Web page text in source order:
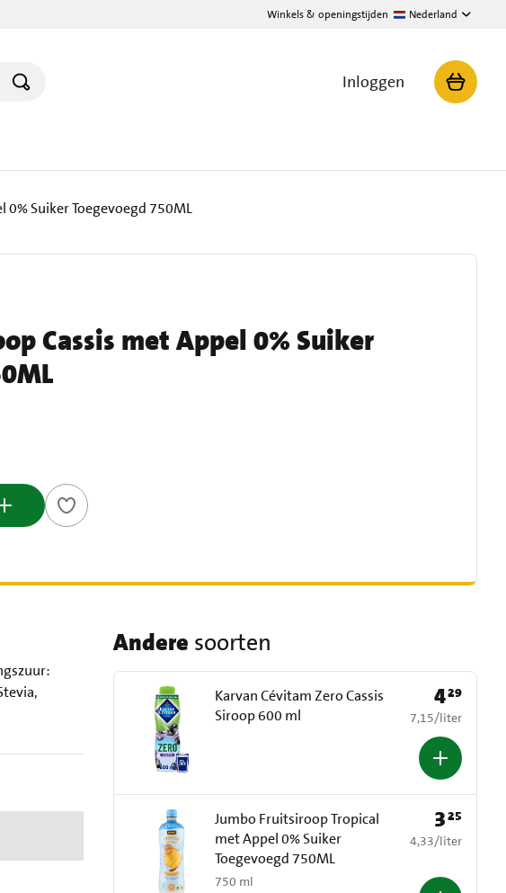
Winkels & openingstijden Nederland
Inloggen
Suiker Toegevoegd 750ML
Cassis met Appel 0% Suiker
Andere soorten
Karvan Cévitam Zero Cassis
Siroop 600 ml
Prijs: € 4,29
429
€ 7,15 per liter
7,15/liter
Jumbo Fruitsiroop Tropical
met Appel 0% Suiker
Toegevoegd 750ML
750 ml
Prijs: € 3,25
325
€ 4,33 per liter
4,33/liter